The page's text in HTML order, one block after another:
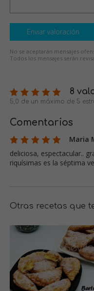
Enviar valoración
No se aceptarán mensajes
Todos los mensajes serán
8
5,0 de un máximo de 5
Comentarios
Maria
deliciosa, espectacular..
riquísimas es la séptima
Otras recetas que